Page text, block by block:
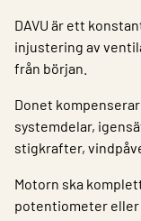
Choose languge
Sweden
DAVU är ett
injustering av
från början.
Donet
systemdelar,
stigkrafter,
Motorn ska
potentiometer